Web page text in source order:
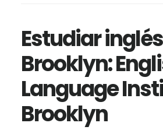
Estudiar
Brooklyn:
Language
Brooklyn